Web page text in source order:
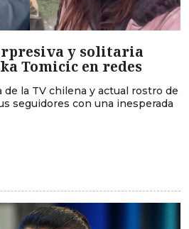
y solitaria
Tomicic en redes
de la TV chilena y actual rostro de
seguidores con una inesperada